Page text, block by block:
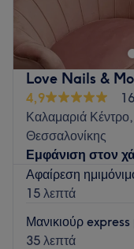
προσφέρει μια
Love Nails &
4,9
Καλαμαριά
Θεσσαλονίκης
Εμφάνιση στον
Αφαίρεση
15 λεπτά
Μανικιούρ
35 λεπτά